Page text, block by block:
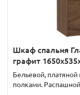
Шкаф спальня
графит
Бельевой,
полками.